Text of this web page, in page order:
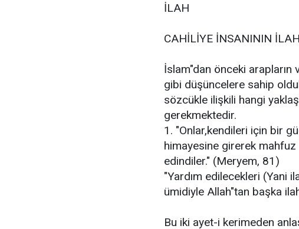
İLAH
CAHİLİYE İNSANININ
İslam"dan önceki arapların
gibi düşüncelere sahip
sözcükle ilişkili hangi
gerekmektedir.
1. "Onlar,kendileri için bir
himayesine girerek
edindiler." (Meryem, 81)
"Yardım edilecekleri (Yani
ümidiyle Allah"tan başka
Bu iki ayet-i kerimeden